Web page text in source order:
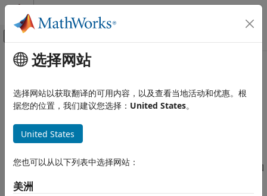
跳到内容
画布外导航菜单切换
文档主页
Datafeed Toolbox
类别
Bloomberg B-PIPE
Bloomberg Server
主要内容
本页翻译不是最新的。点击此处可查看最新英文版本。
BloombergB-PIPEC++ 接口
使用 Bloomberg
当前市场、实时、当日逐笔交易、历史和证券查找数据
接。在您建立连接后，可检索当前、实时、当日逐笔交易、历史和
证券查找数据。
选择网站
选择网站以获取翻译的可用内容，以及查看当地活动和优惠。根
据您的位置，我们建议您选择： United States。
United States
您也可以从以下列表中选择网站：
美洲